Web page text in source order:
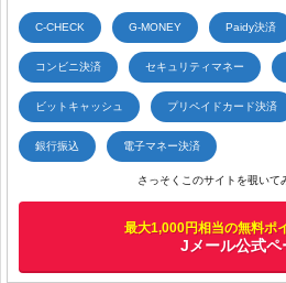
C-CHECK G-MONEY Paidy決済
コンビニ決済 セキュリティマネー
ビットキャッシュ プリペイドカード決済
銀行振込 電子マネー決済
さっそくこのサイトを覗いて
最大1,000円相当の無料ポ
Jメール公式ペ